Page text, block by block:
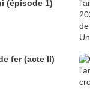
roue au Royaume Uni (épisode 1)
fer (acte II)